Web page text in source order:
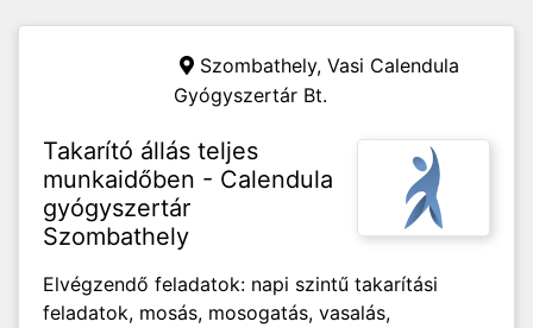
Szombathely, Vasi Calendula
Gyógyszertár Bt.
Takarító állás teljes
munkaidőben - Calendula
gyógyszertár
Szombathely
Elvégzendő feladatok: napi szintű takarítási
feladatok, mosás, mosogatás, vasalás,